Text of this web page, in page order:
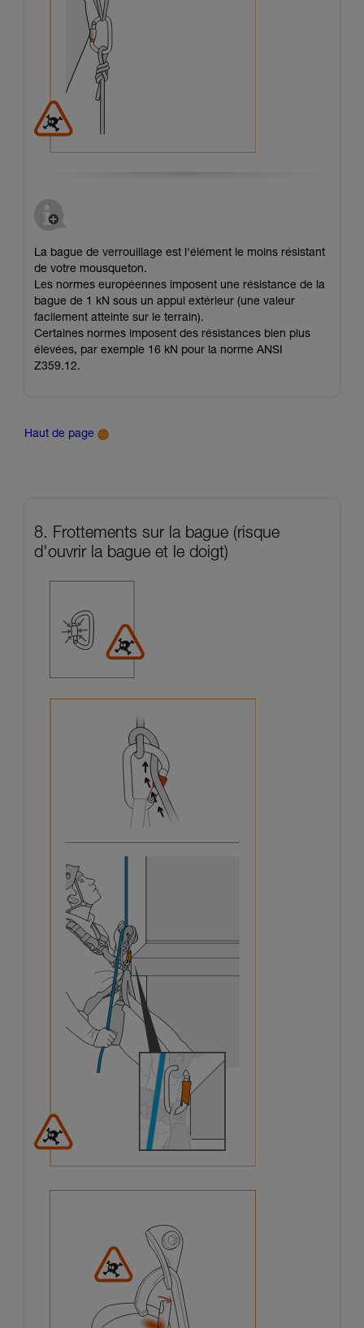
La bague de verrouillage est l'élément le moins résistant
de votre mousqueton.
Les normes européennes imposent une résistance de la
bague de 1 kN sous un appui extérieur (une valeur
facilement atteinte sur le terrain).
Certaines normes imposent des résistances bien plus
élevées, par exemple 16 kN pour la norme ANSI
Z359.12.
Haut de page
8. Frottements sur la bague (risque
d'ouvrir la bague et le doigt)